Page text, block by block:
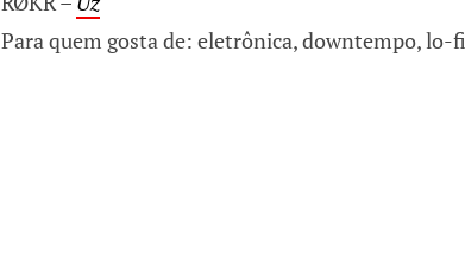
Para quem gosta de: eletrônica, downtempo, lo-fi